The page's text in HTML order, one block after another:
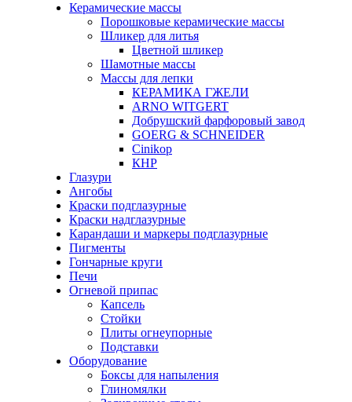
Керамические массы
Порошковые керамические массы
Шликер для литья
Цветной шликер
Шамотные массы
Массы для лепки
КЕРАМИКА ГЖЕЛИ
ARNO WITGERT
Добрушский фарфоровый завод
GOERG & SCHNEIDER
Cinikop
КНР
Глазури
Ангобы
Краски подглазурные
Краски надглазурные
Карандаши и маркеры подглазурные
Пигменты
Гончарные круги
Печи
Огневой припас
Капсель
Стойки
Плиты огнеупорные
Подставки
Оборудование
Боксы для напыления
Глиномялки